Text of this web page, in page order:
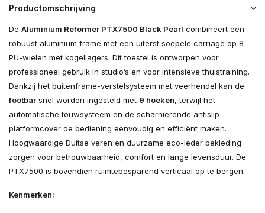
Productomschrijving
De Aluminium Reformer PTX7500 Black Pearl combineert een
robuust aluminium frame met een uiterst soepele carriage op 8
PU-wielen met kogellagers. Dit toestel is ontworpen voor
professioneel gebruik in studio’s en voor intensieve thuistraining.
Dankzij het buitenframe-verstelsysteem met veerhendel kan de
footbar snel worden ingesteld met 9 hoeken, terwijl het
automatische touwsysteem en de scharnierende antislip
platformcover de bediening eenvoudig en efficiënt maken.
Hoogwaardige Duitse veren en duurzame eco-leder bekleding
zorgen voor betrouwbaarheid, comfort en lange levensduur. De
PTX7500 is bovendien ruimtebesparend verticaal op te bergen.
Kenmerken: